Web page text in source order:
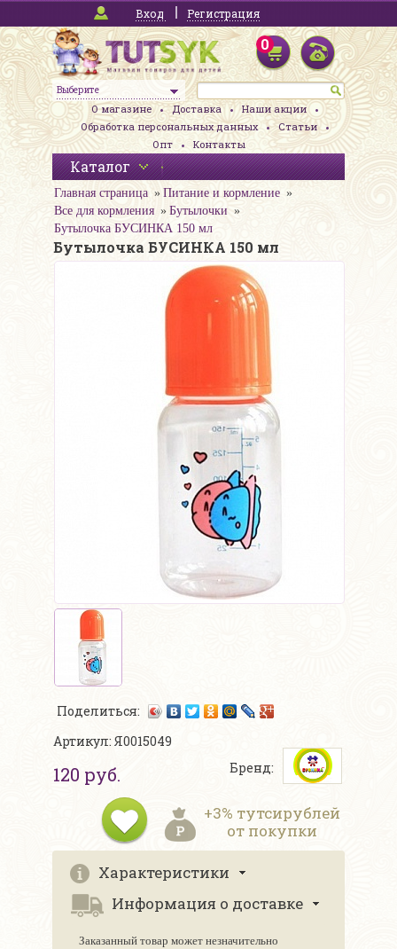
Вход Регистрация
Выберите
0
О магазине Доставка
Наши акции
Обработка персональных данных
Статьи
Опт
Контакты
Каталог
Главная страница
Питание и кормление
Все для кормления
Бутылочки
Бутылочка БУСИНКА 150 мл
Бутылочка БУСИНКА 150 мл
Поделиться:
Артикул: Я0015049
120 руб. Бренд:
+3% тутсирублей
от покупки
Характеристики
Информация о доставке
Заказанный товар может незначительно